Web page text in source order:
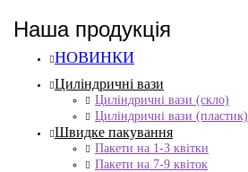
Наша продукція
НОВИНКИ
Циліндричні вази
Циліндричні вази (скло)
Циліндричні вази (пластик)
Швидке пакування
Пакети на 1-3 квітки
Пакети на 7-9 квіток